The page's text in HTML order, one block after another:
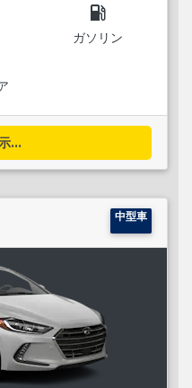
local_gas_station
ガソリン
...
中型車